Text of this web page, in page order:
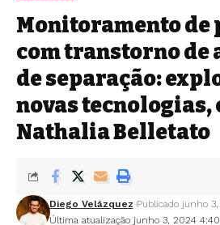
Monitoramento de
com transtorno de
de separação:
novas tecnologias,
Nathalia Belletato
Última atualização junho 3, 2024
Diego Velázquez Publicado junho